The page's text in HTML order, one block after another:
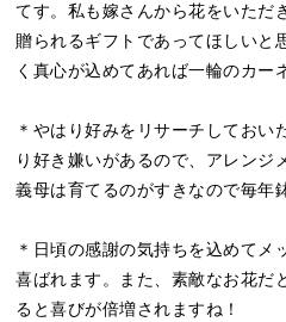
てす。私も嫁さんから花をいただ
贈られるギフトであってほしいと
く真心が込めてあれば一輪のカー
＊やはり好みをリサーチしておい
り好き嫌いがあるので、アレンジ
義母は育てるのがすきなので毎年
＊日頃の感謝の気持ちを込めてメ
喜ばれます。また、素敵なお花だ
ると喜びが倍増されますね！